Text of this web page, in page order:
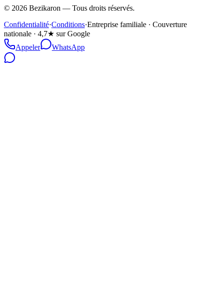
© 2026 Bezikaron — Tous droits réservés.
Confidentialité·Conditions·Entreprise familiale · Couverture
nationale · 4,7★ sur Google
Appeler
WhatsApp